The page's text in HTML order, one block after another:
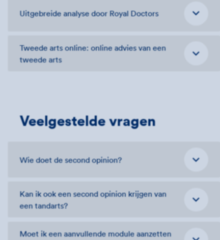
Uitgebreide analyse door Royal Doctors
Tweede arts online: online advies van een
tweede arts
Veelgestelde vragen
Wie doet de second opinion?
Kan ik ook een second opinion krijgen van
een tandarts?
Moet ik een aanvullende module aanzetten